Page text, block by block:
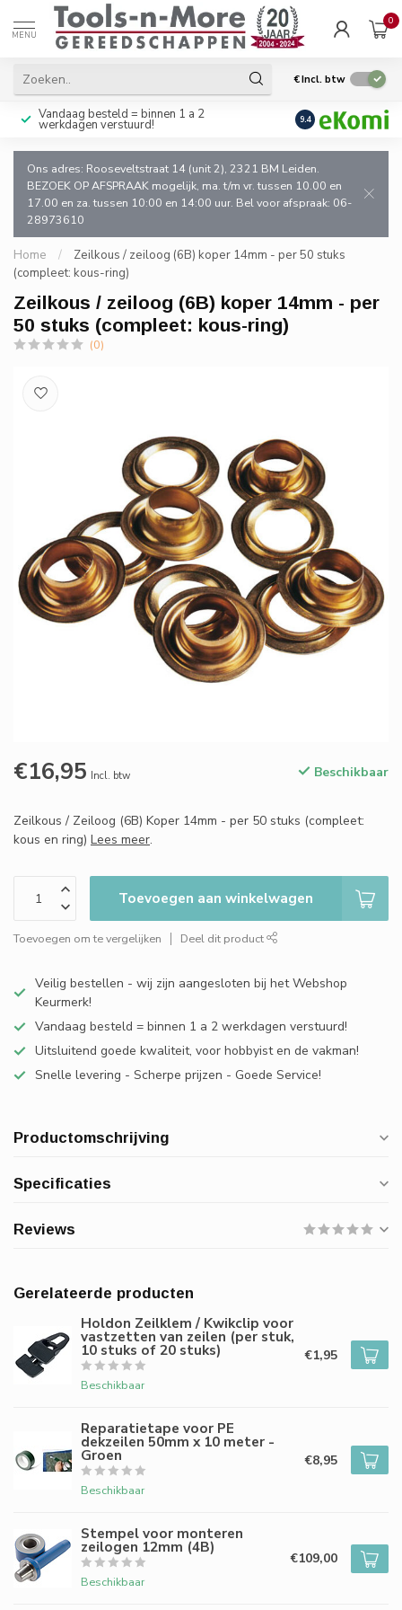
MENU
0
€Incl. btw
Vandaag besteld = binnen 1 a 2
werkdagen verstuurd!
Uitsluitend goede
en de vakman!
9.4
Ons adres: Rooseveltstraat 14 (unit 2), 2321 BM Leiden.
BEZOEK OP AFSPRAAK mogelijk, ma. t/m vr. tussen 10.00 en
17.00 en za. tussen 10:00 en 14:00 uur. Bel voor afspraak: 06-
28973610
Home /
Zeilkous / zeiloog (6B) koper 14mm - per 50 stuks
(compleet: kous-ring)
Zeilkous / zeiloog (6B) koper 14mm - per
50 stuks (compleet: kous-ring)
(0)
€16,95 Incl. btw Beschikbaar
Zeilkous / Zeiloog (6B) Koper 14mm - per 50 stuks (compleet:
kous en ring) Lees meer.
Toevoegen aan winkelwagen
Toevoegen om te vergelijken Deel dit product
Veilig bestellen - wij zijn aangesloten bij het Webshop
Keurmerk!
Vandaag besteld = binnen 1 a 2 werkdagen verstuurd!
Uitsluitend goede kwaliteit, voor hobbyist en de vakman!
Snelle levering - Scherpe prijzen - Goede Service!
Productomschrijving
Specificaties
Reviews
Gerelateerde producten
Holdon Zeilklem / Kwikclip voor
vastzetten van zeilen (per stuk,
10 stuks of 20 stuks)
Beschikbaar
€1,95
Reparatietape voor PE
dekzeilen 50mm x 10 meter -
Groen
Beschikbaar
€8,95
Stempel voor monteren
zeilogen 12mm (4B)
Beschikbaar
€109,00